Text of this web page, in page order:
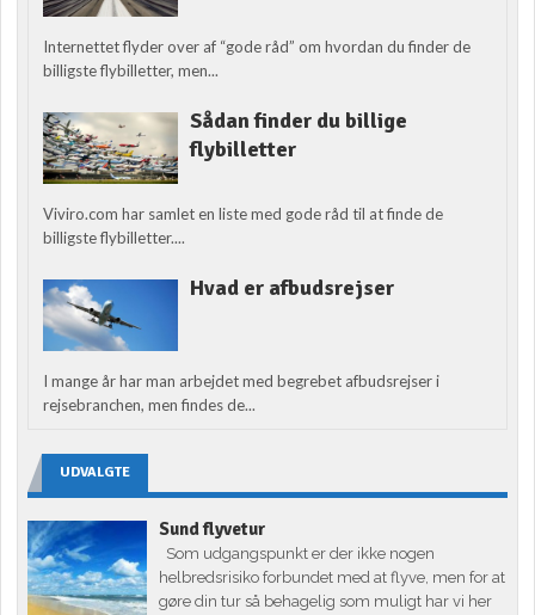
Internettet flyder over af “gode råd” om hvordan du finder de
billigste flybilletter, men...
Sådan finder du billige
flybilletter
Viviro.com har samlet en liste med gode råd til at finde de
billigste flybilletter....
Hvad er afbudsrejser
I mange år har man arbejdet med begrebet afbudsrejser i
rejsebranchen, men findes de...
UDVALGTE
Sund flyvetur
Som udgangspunkt er der ikke nogen
helbredsrisiko forbundet med at flyve, men for at
gøre din tur så behagelig som muligt har vi her